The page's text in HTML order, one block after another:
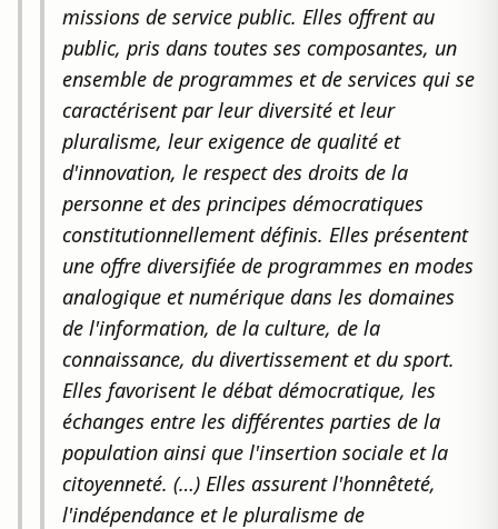
missions de service public. Elles offrent au
public, pris dans toutes ses composantes, un
ensemble de programmes et de services qui se
caractérisent par leur diversité et leur
pluralisme, leur exigence de qualité et
d'innovation, le respect des droits de la
personne et des principes démocratiques
constitutionnellement définis. Elles présentent
une offre diversifiée de programmes en modes
analogique et numérique dans les domaines
de l'information, de la culture, de la
connaissance, du divertissement et du sport.
Elles favorisent le débat démocratique, les
échanges entre les différentes parties de la
population ainsi que l'insertion sociale et la
citoyenneté. (…) Elles assurent l'honnêteté,
l'indépendance et le pluralisme de